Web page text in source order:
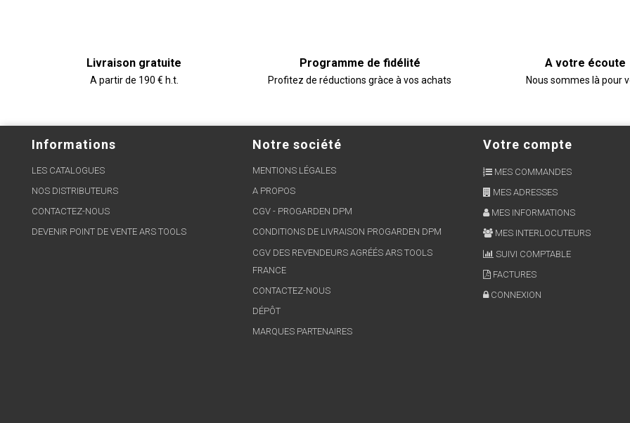
Livraison gratuite
A partir de 190 € h.t.
Programme de fidélité
Profitez de réductions gràce à vos achats
A votre écoute
Nous sommes là pour
Informations
LES CATALOGUES
NOS DISTRIBUTEURS
CONTACTEZ-NOUS
DEVENIR POINT DE VENTE ARS TOOLS
Notre société
MENTIONS LÉGALES
A PROPOS
CGV - PROGARDEN DPM
CONDITIONS DE LIVRAISON PROGARDEN DPM
CGV DES REVENDEURS AGRÉÉS ARS TOOLS
FRANCE
CONTACTEZ-NOUS
DÉPÔT
MARQUES PARTENAIRES
Votre compte
MES COMMANDES
MES ADRESSES
MES INFORMATIONS
MES INTERLOCUTEURS
SUIVI COMPTABLE
FACTURES
CONNEXION